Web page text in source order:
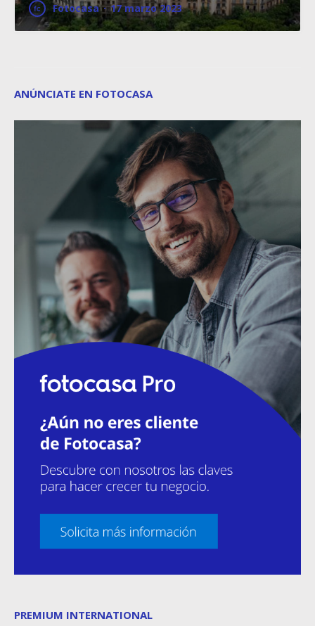
Fotocasa · 17 marzo 2023
ANÚNCIATE EN FOTOCASA
PREMIUM INTERNATIONAL